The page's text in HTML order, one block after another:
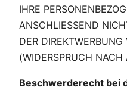
IHRE
ANSCHLIESSEND
DER
(WIDERSPRUCH
Beschwerderecht bei